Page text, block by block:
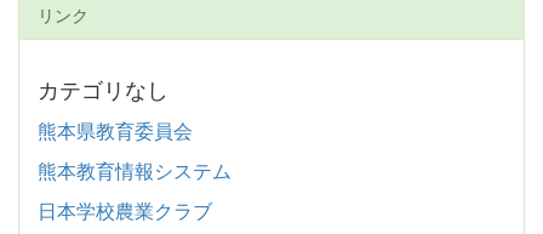
リンク
カテゴリなし
熊本県教育委員会
熊本教育情報システム
日本学校農業クラブ